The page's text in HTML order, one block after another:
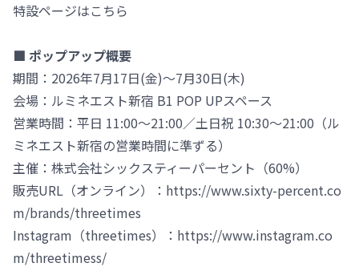
特設ページはこちら
■ ポップアップ概要
期間：2026年7月17日(金)～7月30日(木)
会場：ルミネエスト新宿 B1 POP UPスペース
営業時間：平日 11:00～21:00／土日祝 10:30～21:00（ル
ミネエスト新宿の営業時間に準ずる）
主催：株式会社シックスティーパーセント（60%）
販売URL（オンライン）：https://www.sixty-percent.co
m/brands/threetimes
Instagram（threetimes）：https://www.instagram.co
m/threetimess/